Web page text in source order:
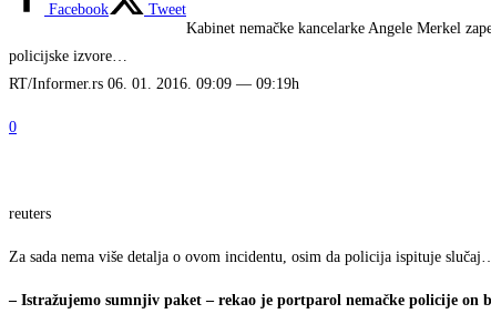
Facebook
Tweet
Kabinet nemačke kancelarke Angele Merkel
policijske izvore…
RT/Informer.rs 06. 01. 2016. 09:09 — 09:19h
0
reuters
Za sada nema više detalja o ovom incidentu, osim da policija ispituje
– Istražujemo sumnjiv paket – rekao je portparol nemačke policije on